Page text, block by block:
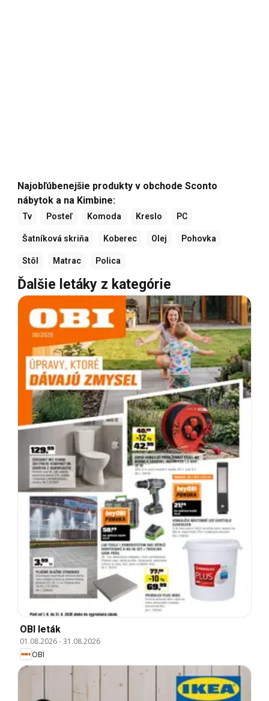
Najobľúbenejšie produkty v obchode Sconto
nábytok a na Kimbine:
Tv Posteľ Komoda Kreslo PC
Šatníková skriňa Koberec Olej Pohovka
Stôl Matrac Polica
Ďalšie letáky z kategórie
OBI leták
01.08.2026-31.08.2026
OBI